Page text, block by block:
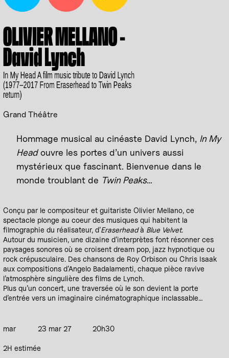
OLIVIER MELLANO -
David Lynch
In My Head A film music tribute to David Lynch
(1977–2017 From Eraserhead to Twin Peaks
return)
Grand Théâtre
Hommage musical au cinéaste David Lynch, In My
Headouvre les portes d’un univers aussi
mystérieux que fascinant. Bienvenue dans le
monde troublant de Twin Peaks…
Conçu par le compositeur et guitariste Olivier Mellano, ce
spectacle plonge au coeur des musiques qui habitent la
filmographie du réalisateur, d’Eraserheadà Blue Velvet.
Autour du musicien, une dizaine d’interprètes font résonner ces
paysages sonores où se croisent dream pop, jazz hypnotique ou
rock crépusculaire. Des chansons de Roy Orbison ou Chris Isaak
aux compositions d’Angelo Badalamenti, chaque pièce ravive
l’atmosphère singulière des films de Lynch.
Plus qu’un concert, une traversée où le son devient la porte
d’entrée vers un imaginaire cinématographique inclassable…
mar 23 mar 27 20h30
2H estimée